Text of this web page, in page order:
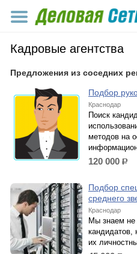
Кадровые агентства
Предложения из соседних
Подбор
Краснодар
Поиск
методов на
120 000 р.
Подбор
среднего
Краснодар
Мы знаем не
кандидатов,
их